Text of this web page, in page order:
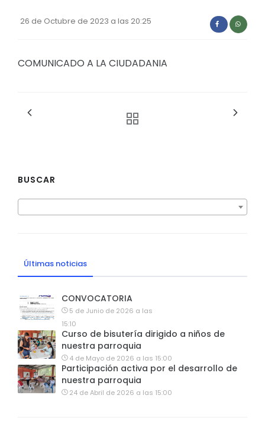
Plan de desarrollo y Ordenamiento Territorial -
Convenios Institucionales
Ejecución Presupuestaria
26 de Octubre de 2023 a las 20:25
COMUNICADO A LA CIUDADANIA
BUSCAR
Últimas noticias
CONVOCATORIA
5 de Junio de 2026 a las
15:10
Curso de bisutería dirigido a niños de
nuestra parroquia
4 de Mayo de 2026 a las 15:00
Participación activa por el desarrollo de
nuestra parroquia
24 de Abril de 2026 a las 15:00